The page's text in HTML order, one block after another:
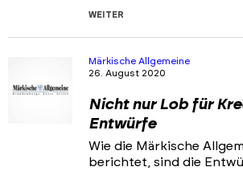
WEITER
Märkische Allgemeine
26. August 2020
Nicht nur Lob für
Entwürfe
Wie die Märkische
berichtet, sind die